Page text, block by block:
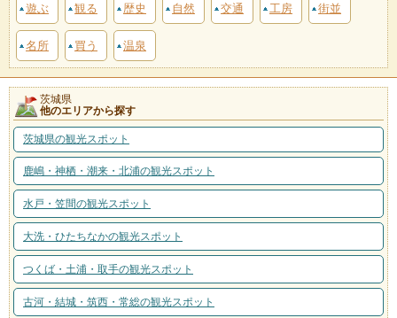
遊ぶ 観る 歴史 自然 交通 工房 街並
名所 買う 温泉
茨城県
他のエリアから探す
茨城県の観光スポット
鹿嶋・神栖・潮来・北浦の観光スポット
水戸・笠間の観光スポット
大洗・ひたちなかの観光スポット
つくば・土浦・取手の観光スポット
古河・結城・筑西・常総の観光スポット